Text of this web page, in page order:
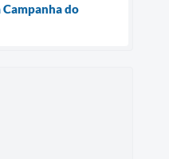
Campanha do